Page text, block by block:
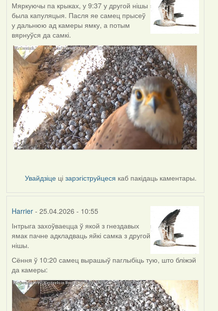
Мяркуючы па крыках, у 9:37 у другой нішы
была капуляцыя. Пасля яе самец прысеў
у дальнюю ад камеры ямку, а потым
вярнуўся да самкі.
Увайдзіце цізарэгіструйцеся каб пакідаць каментары.
Harrier- 25.04.2026 - 10:55
Інтрыга захоўваецца ў якой з гнездавых
ямак пачне адкладваць яйкі самка з другой
нішы.
Сёння ў 10:20 самец вырашыў паглыбіць тую, што бліжэй
да камеры: